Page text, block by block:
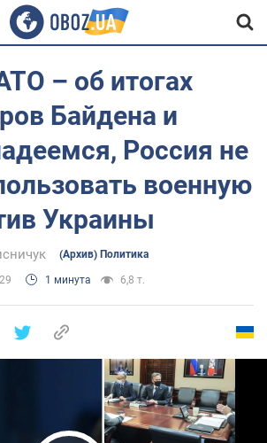
– об итогах
Байдена и
Россия не
военную
Украины
(Архив) Политика
1 минута 6,8 т.